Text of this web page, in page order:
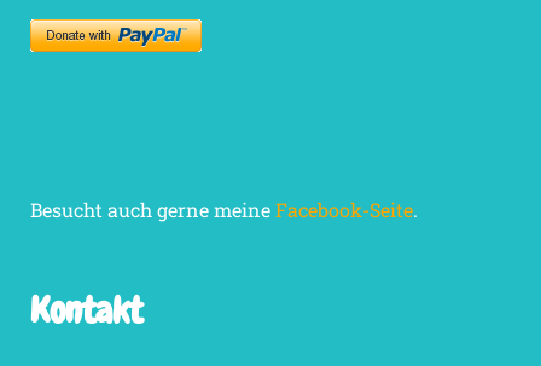
Besucht auch gerne meineFacebook-Seite.
Kontakt